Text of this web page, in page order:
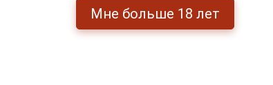
Перейти
Мне больше 18 лет